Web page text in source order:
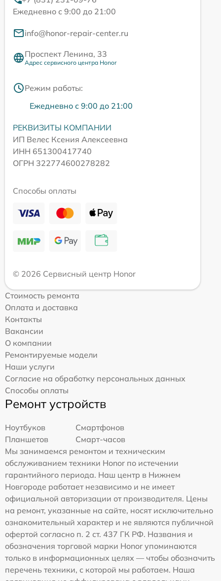
Ежедневно с 9:00 до 21:00
info@honor-repair-center.ru
Проспект Ленина, 33
Адрес сервисного центра Honor
Режим работы:
Ежедневно с 9:00 до 21:00
РЕКВИЗИТЫ КОМПАНИИ
ИП Велес Ксения Алексеевна
ИНН 651300417740
ОГРН 322774600278282
Способы оплаты
© 2026 Сервисный центр Honor
Стоимость ремонта
Оплата и доставка
Контакты
Вакансии
О компании
Ремонтируемые модели
Наши услуги
Согласие на обработку персональных данных
Способы оплаты
Ремонт устройств
Ноутбуков
Смартфонов
Планшетов
Смарт-часов
Мы занимаемся ремонтом и техническим
обслуживанием техники Honor по истечении
гарантийного периода. Наш центр в Нижнем
Новгороде работает независимо и не имеет
официальной авторизации от производителя. Цены
на ремонт, указанные на сайте, носят исключительно
ознакомительный характер и не являются публичной
офертой согласно п. 2 ст. 437 ГК РФ. Названия и
обозначения торговой марки Honor упоминаются
только в информационных целях — чтобы обозначить
перечень техники, с которой мы работаем. Наша